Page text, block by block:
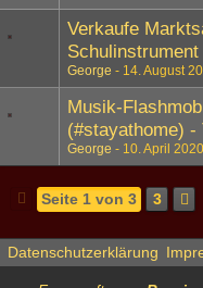
Verkaufe
George 14. August
Musik-
(#stayathome) -
George 10. April
Seite 1 von 3 3
Datenschutzerklärung